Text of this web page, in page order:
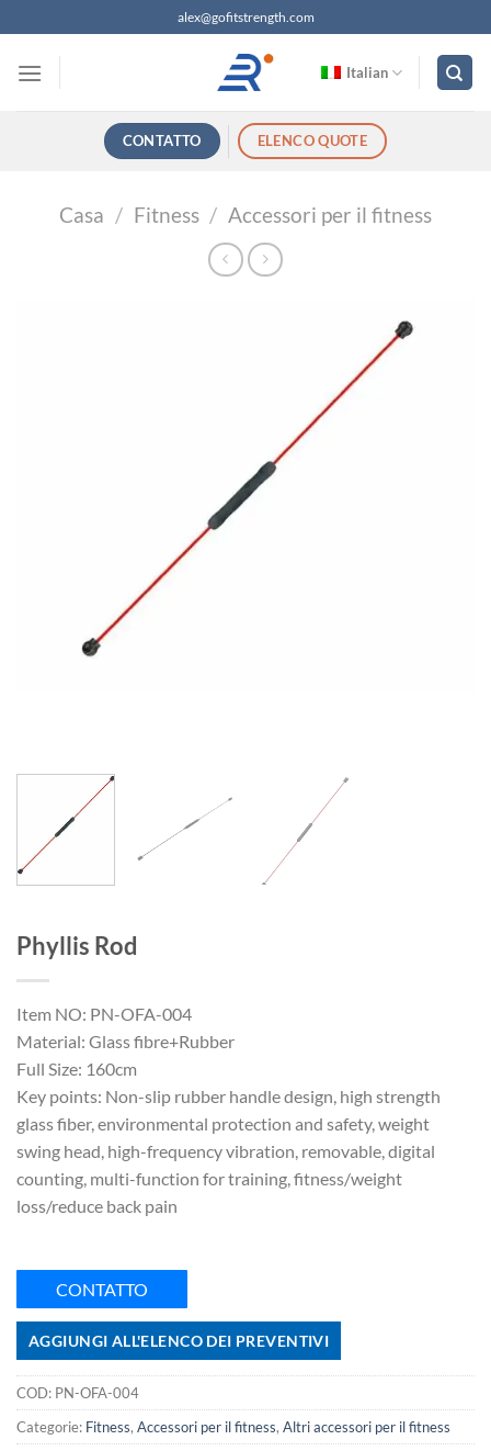
ai
contenuti
alex@gofitstrength.com
Italian
CONTATTO ELENCO QUOTE
Casa / Fitness / Accessori per il fitness
Phyllis Rod
Item NO: PN-OFA-004
Material: Glass fibre+Rubber
Full Size: 160cm
Key points: Non-slip rubber handle design, high strength
glass fiber, environmental protection and safety, weight
swing head, high-frequency vibration, removable, digital
counting, multi-function for training, fitness/weight
loss/reduce back pain
CONTATTO
AGGIUNGI ALL'ELENCO DEI PREVENTIVI
COD: PN-OFA-004
Categorie: Fitness, Accessori per il fitness, Altri accessori per il fitness